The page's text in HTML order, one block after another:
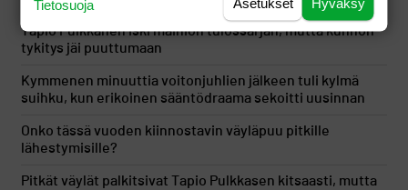
Tapio Pulkkanen iski mainion tulossarjan, mutta kunnon
tykitys jäi puuttumaan
Kymmenen minuuttia voitonjuhlien jälkeen tuli kylmä
suihku, kun erikoinen sääntödraama sekoitti uusinnan
Onko tässä vuoden kiinnostavin väyläpuu pitkille
lähestymisille?
Pitkät väylät palkitsivat Tapio Pulkkasen kitsaasti, mutta
Tietosuoja